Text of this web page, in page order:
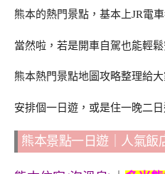
熊本的熱門景點，基本上JR電
當然啦，若是開車自駕也能輕
熊本熱門景點地圖攻略整理給大
安排個一日遊，或是住一晚二
熊本景點一日遊｜人氣飯